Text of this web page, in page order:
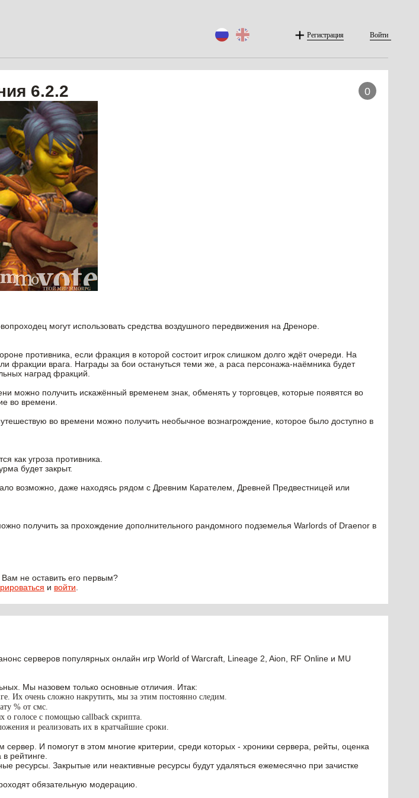
Регистрация Войти
0
6.2.2
могут использовать средства воздушного передвижения на Дреноре.
противника, если фракция в которой состоит игрок слишком долго ждёт очереди. На
фракции врага. Награды за бои остануться теми же, а раса персонажа-наёмника будет
наград фракций.
можно получить искажённый временем знак, обменять у торговцев, которые появятся во
во времени.
во времени можно получить необычное вознагрождение, которое было доступно в
как угроза противника.
будет закрыт.
возможно, даже находясь рядом с Древним Карателем, Древней Предвестницей или
получить за прохождение дополнительного рандомного подземелья Warlords of Draenor в
не оставить его первым?
и войти
серверов популярных онлайн игр World of Warcraft, Lineage 2, Aion, RF Online и MU
Мы назовем только основные отличия. Итак:
Их очень сложно накрутить, мы за этим постоянно следим.
% от смс.
о голосе с помощью callback скрипта.
и реализовать их в кратчайшие сроки.
И помогут в этом многие критерии, среди которых - хроники сервера, рейты, оценка
рейтинге.
ресурсы. Закрытые или неактивные ресурсы будут удаляться ежемесячно при зачистке
обязательную модерацию.